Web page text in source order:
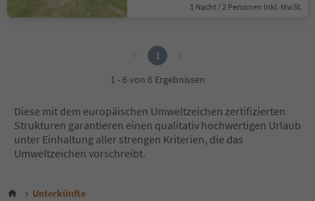
1 Nacht / 2 Personen Inkl. MwSt.
1
1 - 6 von 6 Ergebnissen
Diese mit dem europäischen Umweltzeichen zertifizierten
Strukturen garantieren einen qualitativ hochwertigen Urlaub
unter Einhaltung aller strengen Kriterien, die das
Umweltzeichen vorschreibt.
Unterkünfte